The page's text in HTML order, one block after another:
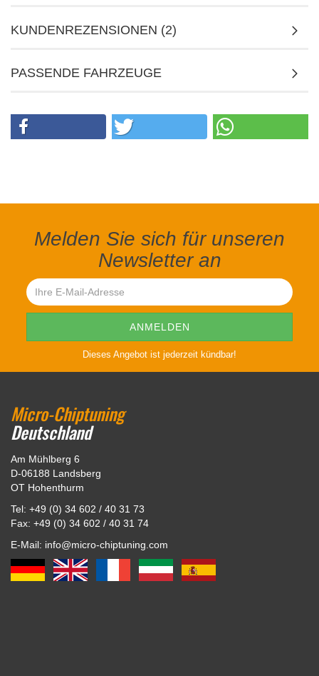
KUNDENREZENSIONEN (2)
PASSENDE FAHRZEUGE
Melden Sie sich für unseren
Newsletter an
Dieses Angebot ist jederzeit kündbar!
Micro-Chiptuning
Deutschland
Am Mühlberg 6
D-06188 Landsberg
OT Hohenthurm
Tel: +49 (0) 34 602 / 40 31 73
Fax: +49 (0) 34 602 / 40 31 74
E-Mail: info@micro-chiptuning.com